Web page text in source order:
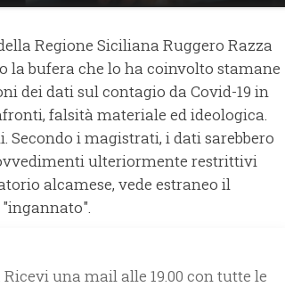
Regione Siciliana Ruggero Razza
la bufera che lo ha coinvolto stamane
dei dati sul contagio da Covid-19 in
falsità materiale ed ideologica.
i magistrati, i dati sarebbero
ulteriormente restrittivi
alcamese, vede estraneo il
una mail alle 19.00 con tutte le